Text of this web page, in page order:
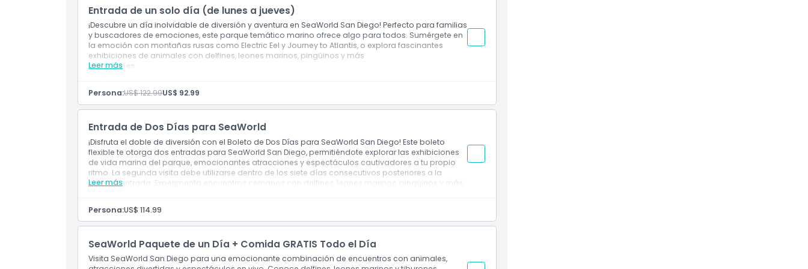
Horario de Apertura
Cosas a Saber
Ubicación
Cómo Llegar
Cómo Canjear
Entrada de un solo día (de lunes a jueves)
¡Descubre un día inolvidable de diversión y aventura en SeaWorld San Diego! Perfecto para familias
y buscadores de emociones, este parque temático marino ofrece algo para todos. Sumérgete en
la emoción con montañas rusas como Electric Eel y Journey to Atlantis, o explora fascinantes
exhibiciones de animales con delfines, leones marinos, pingüinos y más
Leer más
Inclusiones
Persona:US$ 122.99US$ 92.99
Entrada de Dos Días para SeaWorld
¡Disfruta el doble de diversión con el Boleto de Dos Días para SeaWorld San Diego! Este boleto
flexible te otorga dos entradas para SeaWorld San Diego, permitiéndote explorar las exhibiciones
de vida marina del parque, emocionantes atracciones y espectáculos cautivadores a tu propio
ritmo. La segunda visita debe utilizarse dentro de los siete días consecutivos posteriores a la
primera entrada. Experimenta encuentros cercanos con delfines, leones marinos, pingüinos y más,
Diego tiene para ofrecer.
Leer más
Persona:US$ 114.99
SeaWorld Paquete de un Día + Comida GRATIS Todo el Día
Visita SeaWorld San Diego para una emocionante combinación de encuentros con animales,